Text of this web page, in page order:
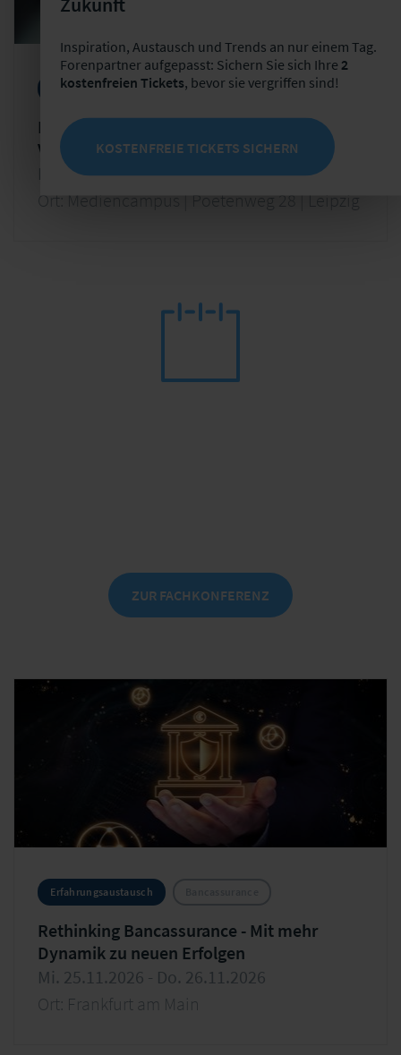
Erfahrungsaustausch Beschwerdemanagement
Beschwerdemanagement in
Versicherungsunternehmen
Di. 10.11.2026 - Mi. 11.11.2026
Ort: Mediencampus | Poetenweg 28 | Leipzig
ZUR FACHKONFERENZ
Erfahrungsaustausch
Rethinking Bancassurance - Mit mehr
Dynamik zu neuen Erfolgen
Mi. 25.11.2026 - Do. 26.11.2026
Ort: Frankfurt am Main
Inspiration, Austausch und Trends an nur einem Tag.
Forenpartner aufgepasst: Sichern Sie sich Ihre 2
kostenfreien Tickets, bevor sie vergriffen sind!
KOSTENFREIE TICKETS SICHERN